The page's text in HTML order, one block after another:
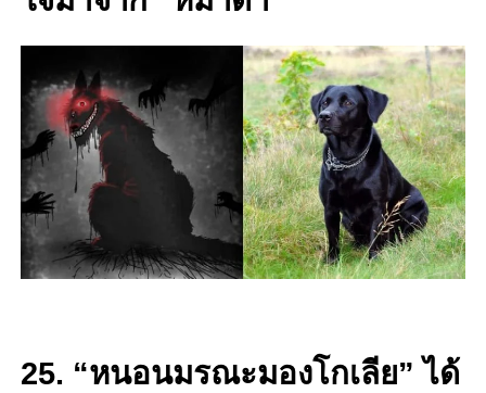
25. “หนอนมรณะมองโกเลีย” ได้